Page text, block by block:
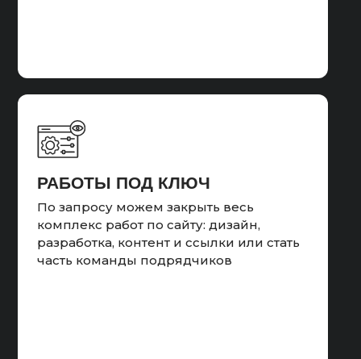
ДЛЯ ОРГАНОВ
Готовим отчётность для
контролирующих органов (органы по
надзору в сфере интернет-рекламы)
Результат:
ОТБОР НЕЦЕЛЕВЫХ
ПРОВЕРКА
КОЛЛТРЕКИНГА
Прослушивание звонков с рекламы
РАБОТЫ ПОД КЛЮЧ
По запросу можем закрыть весь
комплекс работ по сайту: дизайн,
разработка, контент и ссылки или стать
часть команды подрядчиков